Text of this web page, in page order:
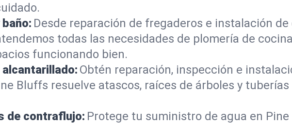
Desde reparación de fregaderos e instalación
todas las necesidades de plomería de
funcionando bien.
Obtén reparación, inspección e
Bluffs resuelve atascos, raíces de árboles y
de contraflujo: Protege tu suministro de agua en